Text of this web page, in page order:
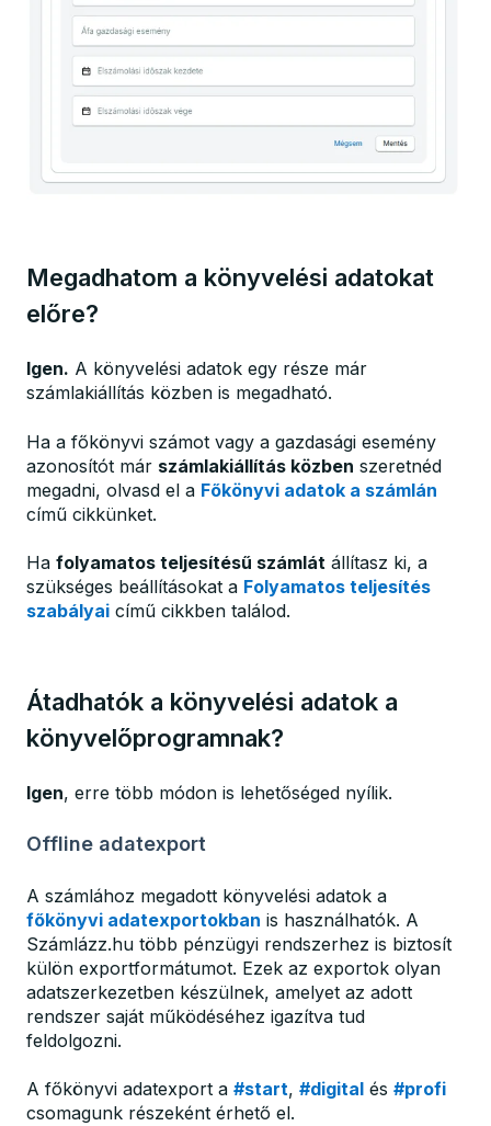
Megadhatom a könyvelési adatokat
előre?
Igen. A könyvelési adatok egy része már
számlakiállítás közben is megadható.
Ha a főkönyvi számot vagy a gazdasági esemény
azonosítót már számlakiállítás közben szeretnéd
megadni, olvasd el a Főkönyvi adatok a számlán
című cikkünket.
Ha folyamatos teljesítésű számlát állítasz ki, a
szükséges beállításokat a Folyamatos teljesítés
szabályai című cikkben találod.
Átadhatók a könyvelési adatok a
könyvelőprogramnak?
Igen, erre több módon is lehetőséged nyílik.
Offline adatexport
A számlához megadott könyvelési adatok a
főkönyvi adatexportokban is használhatók. A
Számlázz.hu több pénzügyi rendszerhez is biztosít
külön exportformátumot. Ezek az exportok olyan
adatszerkezetben készülnek, amelyet az adott
rendszer saját működéséhez igazítva tud
feldolgozni.
A főkönyvi adatexport a #start, #digital és #profi
csomagunk részeként érhető el.